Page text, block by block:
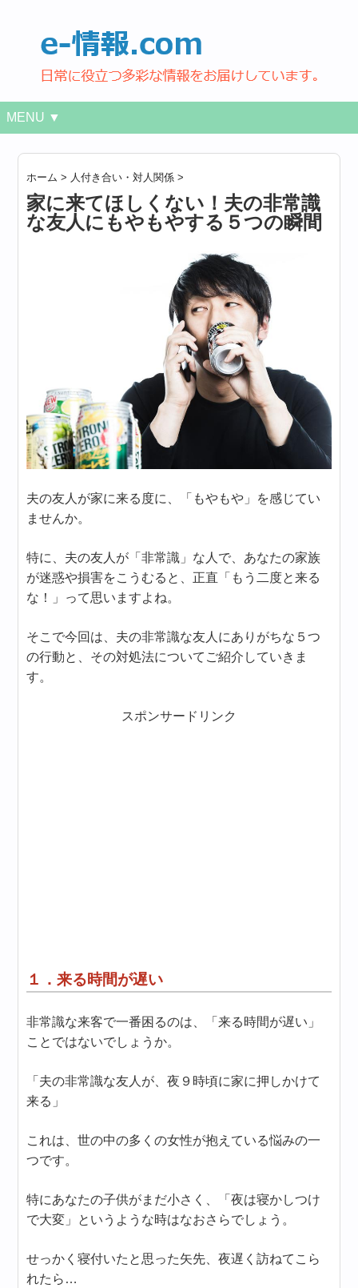
MENU ▼
ホーム > 人付き合い・対人関係 >
家に来てほしくない！夫の非常識
な友人にもやもやする５つの瞬間
夫の友人が家に来る度に、「もやもや」を感じてい
ませんか。
特に、夫の友人が「非常識」な人で、あなたの家族
が迷惑や損害をこうむると、正直「もう二度と来る
な！」って思いますよね。
そこで今回は、夫の非常識な友人にありがちな５つ
の行動と、その対処法についてご紹介していきま
す。
スポンサードリンク
１．来る時間が遅い
非常識な来客で一番困るのは、「来る時間が遅い」
ことではないでしょうか。
「夫の非常識な友人が、夜９時頃に家に押しかけて
来る」
これは、世の中の多くの女性が抱えている悩みの一
つです。
特にあなたの子供がまだ小さく、「夜は寝かしつけ
で大変」というような時はなおさらでしょう。
せっかく寝付いたと思った矢先、夜遅く訪ねてこら
れたら…